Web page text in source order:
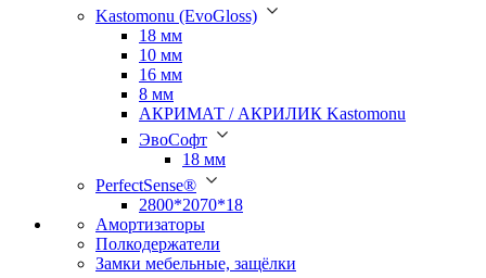
Kastomonu (EvoGloss)
18 мм
10 мм
16 мм
8 мм
АКРИМАТ / АКРИЛИК Kastomonu
ЭвоСофт
18 мм
PerfectSense®
2800*2070*18
Амортизаторы
Полкодержатели
Замки мебельные, защёлки